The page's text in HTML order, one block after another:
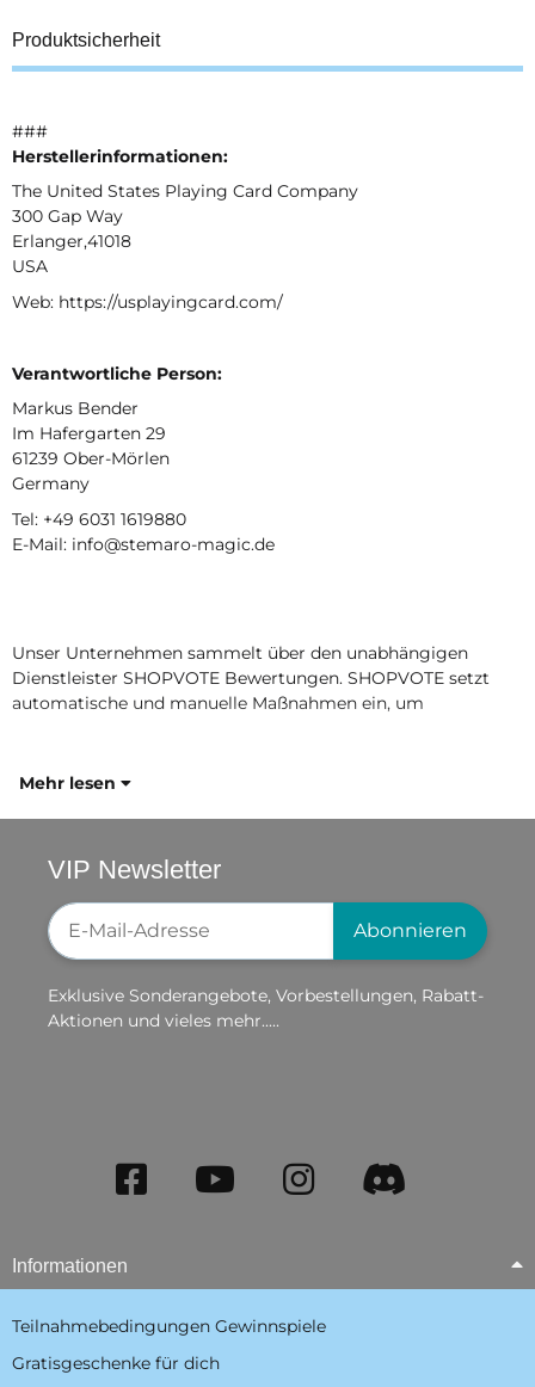
Produktsicherheit
###
Herstellerinformationen:
The United States Playing Card Company
300 Gap Way
Erlanger,41018
USA
Web: https://usplayingcard.com/
Verantwortliche Person:
Markus Bender
Im Hafergarten 29
61239 Ober-Mörlen
Germany
Tel: +49 6031 1619880
E-Mail: info@stemaro-magic.de
Unser Unternehmen sammelt über den unabhängigen
Dienstleister SHOPVOTE Bewertungen. SHOPVOTE setzt
automatische und manuelle Maßnahmen ein, um
Mehr lesen
VIP Newsletter
Newsletter-Registrierung
Abonnieren
Exklusive Sonderangebote, Vorbestellungen, Rabatt-
Aktionen und vieles mehr.....
Informationen
Teilnahmebedingungen Gewinnspiele
Gratisgeschenke für dich